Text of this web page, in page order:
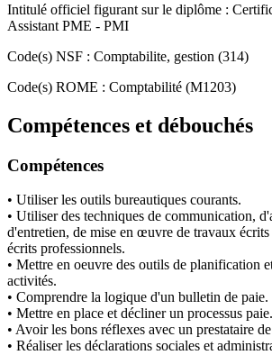
Intitulé officiel figurant sur le diplôme :
Assistant PME - PMI
Code(s) NSF : Comptabilite, gestion (314)
Code(s) ROME : Comptabilité (M1203)
Compétences et débouchés
Compétences
• Utiliser les outils bureautiques courants.
• Utiliser des techniques de communication,
d'entretien, de mise en œuvre de travaux écrits
écrits professionnels.
• Mettre en oeuvre des outils de planification
activités.
• Comprendre la logique d'un bulletin de paie.
• Mettre en place et décliner un processus paie.
• Avoir les bons réflexes avec un prestataire
• Réaliser les déclarations sociales et